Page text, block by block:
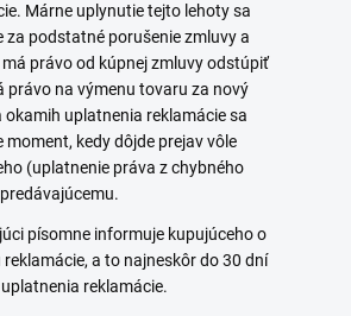
Márne uplynutie tejto lehoty sa
za podstatné porušenie zmluvy a
má právo od kúpnej zmluvy odstúpiť
právo na výmenu tovaru za nový
okamih uplatnenia reklamácie sa
moment, kedy dôjde prejav vôle
(uplatnenie práva z chybného
písomne informuje kupujúceho o
reklamácie, a to najneskôr do 30 dní
reklamácie.